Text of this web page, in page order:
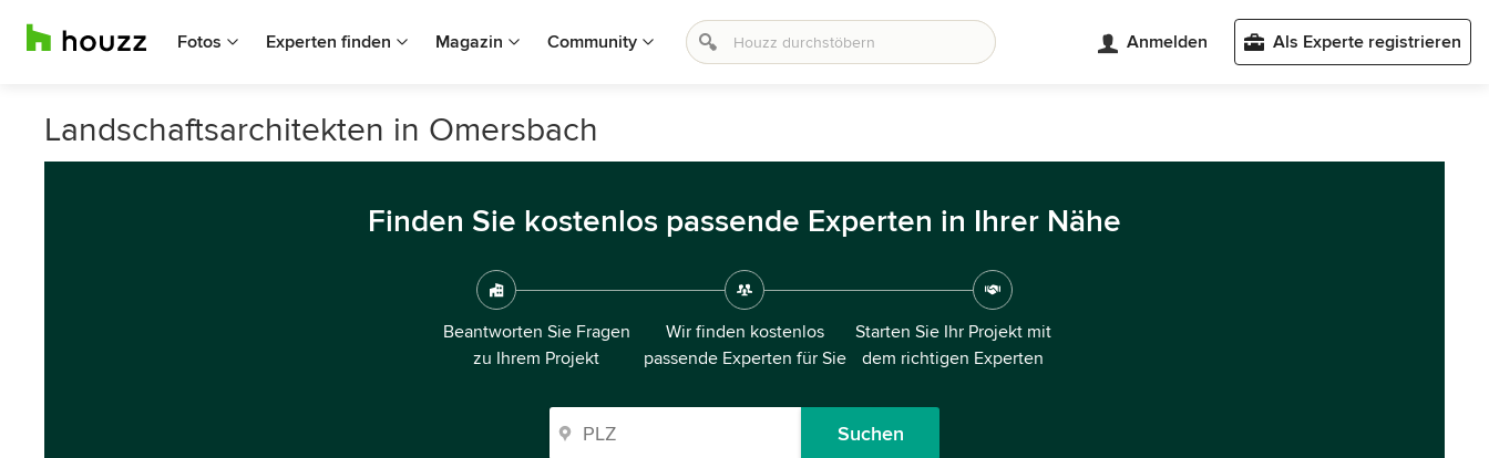
Fotos Experten finden Magazin Community Anmelden Als Experte registrieren
Landschaftsarchitekten in Omersbach
Finden Sie kostenlos passende Experten in Ihrer Nähe
Beantworten Sie Fragen
zu Ihrem Projekt
Wir finden kostenlos
passende Experten für Sie
Starten Sie Ihr Projekt mit
dem richtigen Experten
Suchen